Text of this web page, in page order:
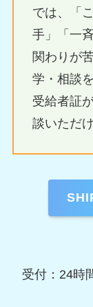
では、「
手」「一
関わりが
学・相談
受給者証
談いただけ
受付：24時